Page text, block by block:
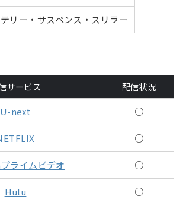
リー・サスペンス・スリラー
サービス
配信状況
U-next
○
○
ライムビデオ ○
Hulu ○